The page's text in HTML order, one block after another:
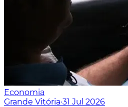
Economia
Grande Vitória·31 Jul 2026